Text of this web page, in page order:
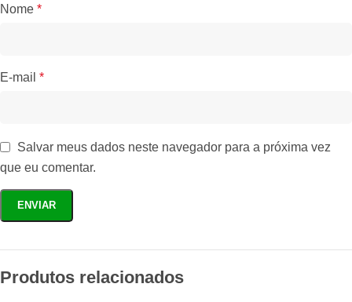
Nome *
E-mail *
Salvar meus dados neste navegador para a próxima vez
que eu comentar.
Produtos relacionados